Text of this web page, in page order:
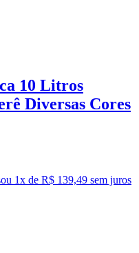
10 Litros
Diversas Cores
ou 1x de R$ 139,49 sem juros